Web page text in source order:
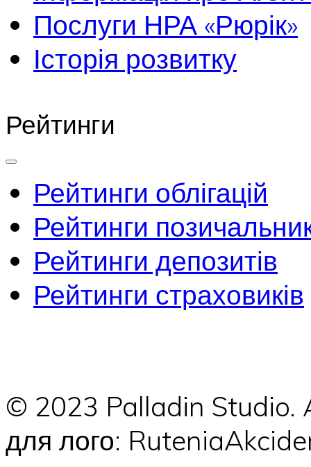
Послуги НРА «Рюрік»
Історія розвитку
Рейтинги
Рейтинги облігацій
Рейтинги
Рейтинги депозитів
Рейтинги страховиків
© 2023 Palladin
для лого: